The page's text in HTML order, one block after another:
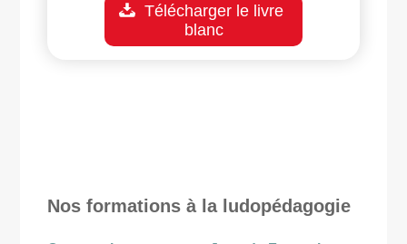
Télécharger le livre
blanc
Nos formations à la ludopédagogie